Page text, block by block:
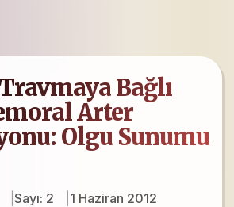
Bağlı
Arter
Olgu Sunumu
Sayı: 2 1 Haziran 2012